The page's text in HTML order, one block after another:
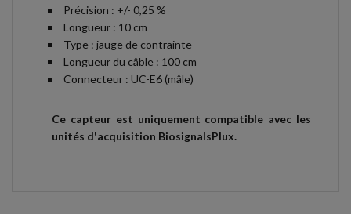
Précision : +/- 0,25 %
Longueur : 10 cm
Type : jauge de contrainte
Longueur du câble : 100 cm
Connecteur : UC-E6 (mâle)
Ce capteur est uniquement compatible avec les
unités d'acquisition BiosignalsPlux.